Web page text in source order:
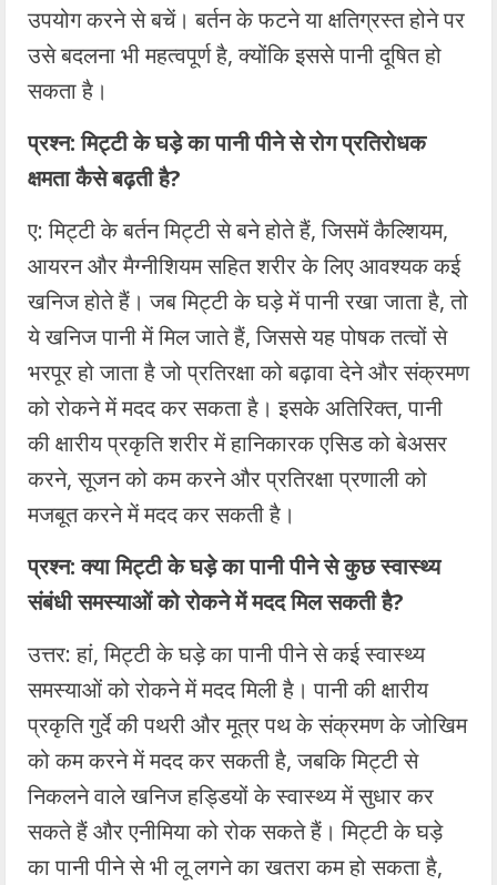
उपयोग करने से बचें। बर्तन के फटने या क्षतिग्रस्त होने पर
उसे बदलना भी महत्वपूर्ण है, क्योंकि इससे पानी दूषित हो
सकता है।
प्रश्न: मिट्टी के घड़े का पानी पीने से रोग प्रतिरोधक
क्षमता कैसे बढ़ती है?
ए: मिट्टी के बर्तन मिट्टी से बने होते हैं, जिसमें कैल्शियम,
आयरन और मैग्नीशियम सहित शरीर के लिए आवश्यक कई
खनिज होते हैं। जब मिट्टी के घड़े में पानी रखा जाता है, तो
ये खनिज पानी में मिल जाते हैं, जिससे यह पोषक तत्वों से
भरपूर हो जाता है जो प्रतिरक्षा को बढ़ावा देने और संक्रमण
को रोकने में मदद कर सकता है। इसके अतिरिक्त, पानी
की क्षारीय प्रकृति शरीर में हानिकारक एसिड को बेअसर
करने, सूजन को कम करने और प्रतिरक्षा प्रणाली को
मजबूत करने में मदद कर सकती है।
प्रश्न: क्या मिट्टी के घड़े का पानी पीने से कुछ स्वास्थ्य
संबंधी समस्याओं को रोकने में मदद मिल सकती है?
उत्तर: हां, मिट्टी के घड़े का पानी पीने से कई स्वास्थ्य
समस्याओं को रोकने में मदद मिली है। पानी की क्षारीय
प्रकृति गुर्दे की पथरी और मूत्र पथ के संक्रमण के जोखिम
को कम करने में मदद कर सकती है, जबकि मिट्टी से
निकलने वाले खनिज हड्डियों के स्वास्थ्य में सुधार कर
सकते हैं और एनीमिया को रोक सकते हैं। मिट्टी के घड़े
का पानी पीने से भी लू लगने का खतरा कम हो सकता है,